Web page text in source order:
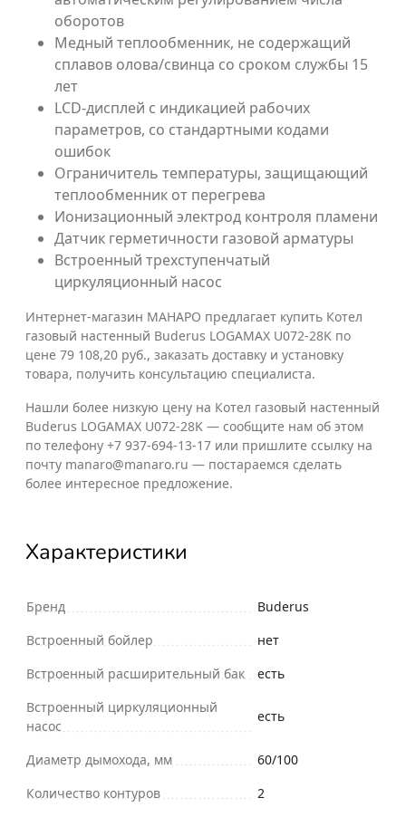
оборотов
Медный теплообменник, не содержащий
сплавов олова/свинца со сроком службы 15
лет
LCD-дисплей с индикацией рабочих
параметров, со стандартными кодами
ошибок
Ограничитель температуры, защищающий
теплообменник от перегрева
Ионизационный электрод контроля пламени
Датчик герметичности газовой арматуры
Встроенный трехступенчатый
циркуляционный насос
Интернет-магазин МАНАРО предлагает купить Котел
газовый настенный Buderus LOGAMAX U072-28K по
цене 79 108,20 руб., заказать доставку и установку
товара, получить консультацию специалиста.
Нашли более низкую цену на Котел газовый настенный
Buderus LOGAMAX U072-28K — сообщите нам об этом
по телефону +7 937-694-13-17 или пришлите ссылку на
почту manaro@manaro.ru — постараемся сделать
более интересное предложение.
Характеристики
Бренд
Buderus
Встроенный бойлер
нет
Встроенный расширительный бак
есть
Встроенный циркуляционный
насос
есть
Диаметр дымохода, мм
60/100
Количество контуров
2